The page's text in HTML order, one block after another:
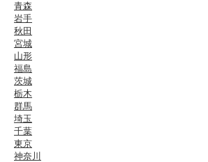
青森
岩手
秋田
宮城
山形
福島
茨城
栃木
群馬
埼玉
千葉
東京
神奈川